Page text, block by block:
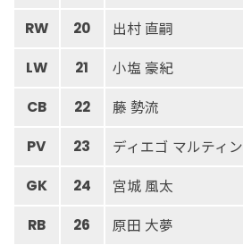
RW 20 出村 直嗣
LW 21 小塩 豪紀
CB 22 藤 勢流
PV 23 ディエゴ マルティン
GK 24 宮城 風太
RB 26 原田 大夢